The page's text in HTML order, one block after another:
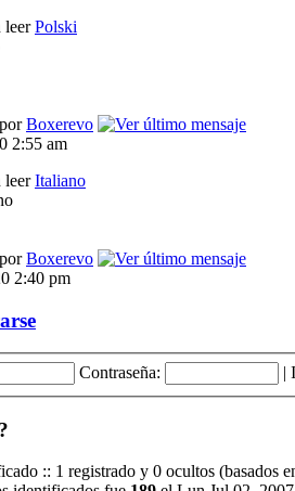
Polski
porBoxerevo
2:55 am
Italiano
porBoxerevo
2:40 pm
Contraseña: |
:: 1 registrado y 0 ocultos (basados